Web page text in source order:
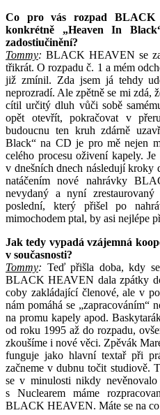
Co pro vás rozpad BLACK
konkrétně „Heaven In
zadostiučinění?
Tommy: BLACK HEAVEN se
třikrát. O rozpadu č. 1 a mém
již zmínil. Zda jsem já tehdy
neprozradí. Ale zpětně se mi zdá,
cítil určitý dluh vůči sobě
opět otevřít, pokračovat v
budoucnu ten kruh zdárně
Black“ na CD je pro mě nejen
celého procesu oživení kapely.
v dnešních dnech následují kroky
natáčením nové nahrávky
nevydaný a nyní
poslední, který přišel po
mimochodem ptal, by asi nejlépe
Jak tedy vypadá vzájemná
v současnosti?
Tommy: Teď přišla doba, kdy
BLACK HEAVEN dala zpátky
coby zakládající členové, ale v
nám pomáhá se „zapracováním“
na promu kapely apod.
od roku 1995 až do rozpadu,
zkoušíme i nové věci. Zpěvák
funguje jako hlavní textař při
začneme v dubnu točit
se v minulosti nikdy
s Nuclearem máme
BLACK HEAVEN. Máte se na